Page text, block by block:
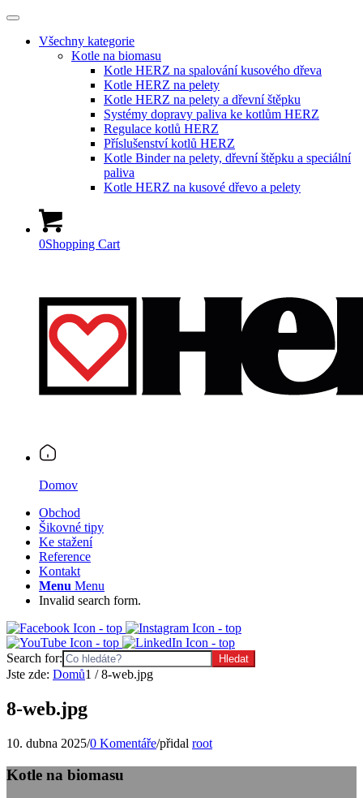
Všechny kategorie
Kotle na biomasu
Kotle HERZ na spalování kusového dřeva
Kotle HERZ na pelety
Kotle HERZ na pelety a dřevní štěpku
Systémy dopravy paliva ke kotlům HERZ
Regulace kotlů HERZ
Příslušenství kotlů HERZ
Kotle Binder na pelety, dřevní štěpku a speciální
paliva
Kotle HERZ na kusové dřevo a pelety
0Shopping Cart
Domov
Obchod
Šikovné tipy
Ke stažení
Reference
Kontakt
Menu Menu
Invalid search form.
Search for:
Jste zde: Domů1 / 8-web.jpg
8-web.jpg
10. dubna 2025/0 Komentáře/přidal root
Kotle na biomasu